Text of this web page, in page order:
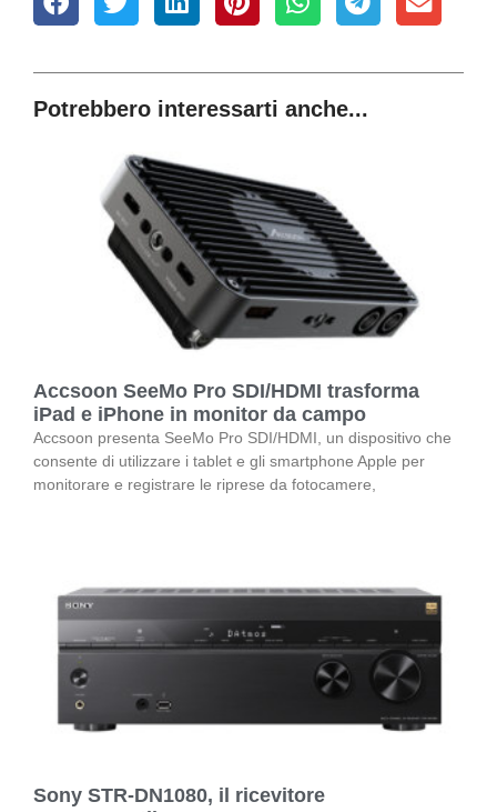
Potrebbero interessarti anche...
Accsoon SeeMo Pro SDI/HDMI trasforma
iPad e iPhone in monitor da campo
Accsoon presenta SeeMo Pro SDI/HDMI, un dispositivo che
consente di utilizzare i tablet e gli smartphone Apple per
monitorare e registrare le riprese da fotocamere,
Sony STR-DN1080, il ricevitore